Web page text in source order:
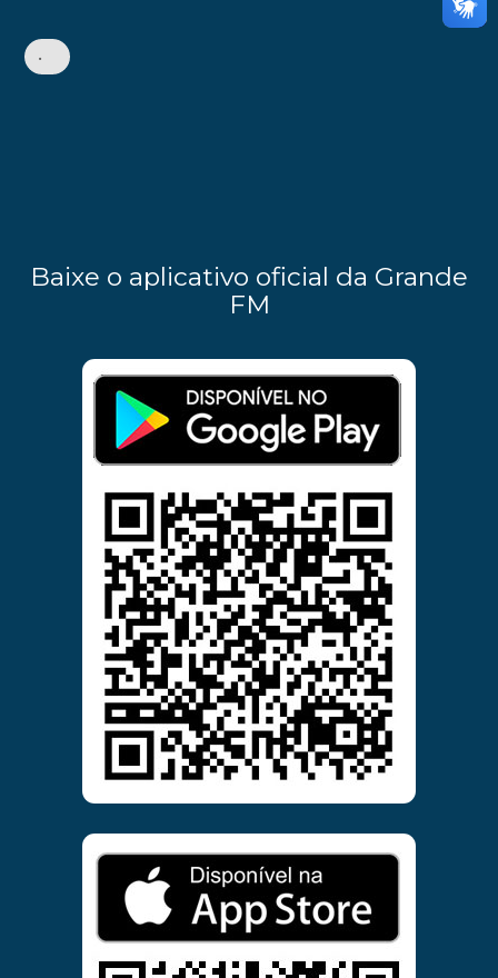
•
Baixe o aplicativo oficial da Grande
FM